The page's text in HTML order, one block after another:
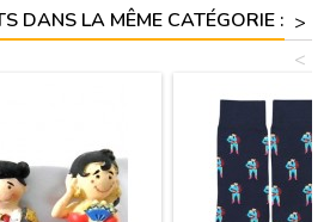
DANS LA MÊME CATÉGORIE : >
<